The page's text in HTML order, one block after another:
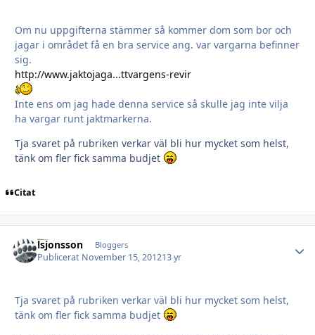
Om nu uppgifterna stämmer så kommer dom som bor och
jagar i området få en bra service ang. var vargarna befinner
sig.
http://www.jaktojaga...ttvargens-revir
Inte ens om jag hade denna service så skulle jag inte vilja
ha vargar runt jaktmarkerna.
Tja svaret på rubriken verkar väl bli hur mycket som helst,
tänk om fler fick samma budjet
Citat
lsjonsson Bloggers
Publicerat November 15, 201213 yr
Tja svaret på rubriken verkar väl bli hur mycket som helst,
tänk om fler fick samma budjet